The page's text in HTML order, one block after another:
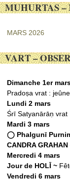
MUHURTAS –
MARS 2026
VART –
Dimanche 1er
Pradoṣa vrat :
Lundi 2 mars
Śrī Satyanārāṇ vrat
Mardi 3 mars
◯ Phalgunī
CANDRA GRAHAN
Mercredi 4 mars
Jour de HOLĪ ~
Vendredi 6 mars